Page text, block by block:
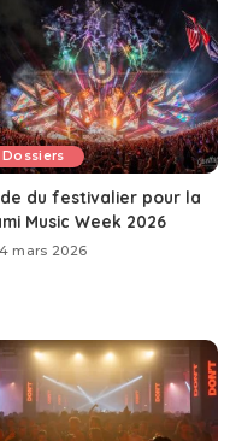
Dossiers
du festivalier pour la
Music Week 2026
mars 2026